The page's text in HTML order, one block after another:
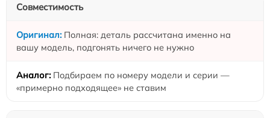
Совместимость
Полная: деталь рассчитана именно на
вашу модель, подгонять ничего не нужно
Подбираем по номеру модели и серии —
«примерно подходящее» не ставим